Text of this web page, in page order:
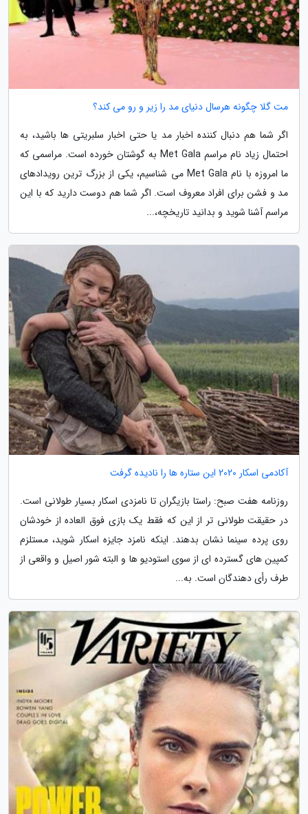
مت گلا چگونه هرسال دنیای مد را زیر و رو می کند؟
اگر شما هم دنبال کننده اخبار مد یا حتی اخبار سلبریتی ها باشید، به
احتمال زیاد نام مراسم Met Gala به گوشتان خورده است. مراسمی که
ما امروزه با نام Met Gala می شناسیم، یکی از بزرگ ترین رویدادهای
مد و فشن برای افراد معروف است. اگر شما هم دوست دارید که با این
مراسم آشنا شوید و بدانید تاریخچه،...
آکادمی اسکار 2020 این ستاره ها را نادیده گرفت
روزنامه هفت صبح: راستا بازیگران تا نامزدی اسکار بسیار طولانی است.
در حقیقت طولانی تر از این که فقط یک بازی فوق العاده از خودشان
روی پرده سینما نشان بدهند. اینکه نامزد جایزه اسکار شوید، مستلزم
کمپین های گسترده ای از سوی استودیو ها و البته شور اصیل و واقعی از
طرف رأی دهندگان است. به...